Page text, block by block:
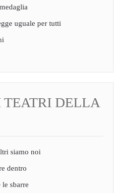
uguale per tutti
TEATRI DELLA
siamo noi
dentro
sbarre